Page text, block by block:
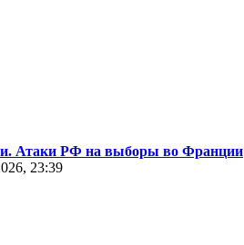
Атаки РФ на выборы во Франции
23:39